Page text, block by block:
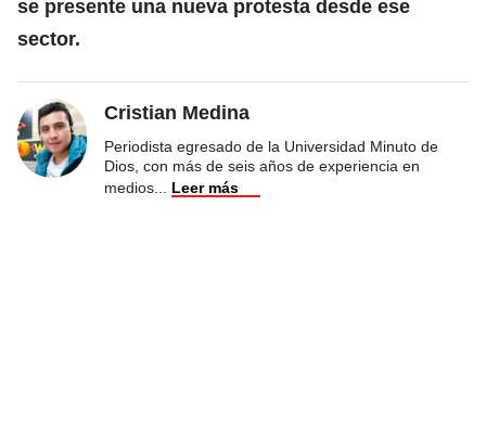
se presente una nueva protesta desde ese
sector.
Cristian Medina
Periodista egresado de la Universidad Minuto de
Dios, con más de seis años de experiencia en
medios
Leer más